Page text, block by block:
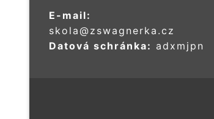
E-mail:
skola@zswagnerka.cz
Datová schránka: adxmjpn